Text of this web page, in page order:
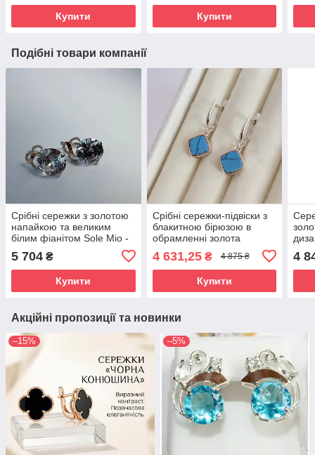
Купити Купити
Подібні товари компанії
Срібні сережки з золотою
напайкою та великим
білим фіанітом Sole Mio -
5 704 ₴
Купити
Срібні сережки-підвіски з
блакитною бірюзою в
обрамленні золота
золото 375 проби
4 631,25₴ 4 875 ₴
Купити
4
Акційні пропозиції та новинки
–15% –5%